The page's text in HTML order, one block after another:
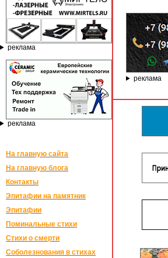
реклама
реклама
На главную сайта
На главную блога
Контакты
Эпитафии на памятник
Эпитафии
Поминальные стихи
Стихи о смерти
Соболезнования в стихах
реклама